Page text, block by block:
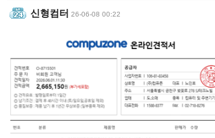
신형컴터 26-06-08 00:22